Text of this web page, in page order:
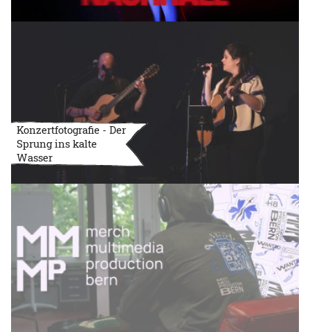
Konzertfotografie - Der
Sprung ins kalte
Wasser